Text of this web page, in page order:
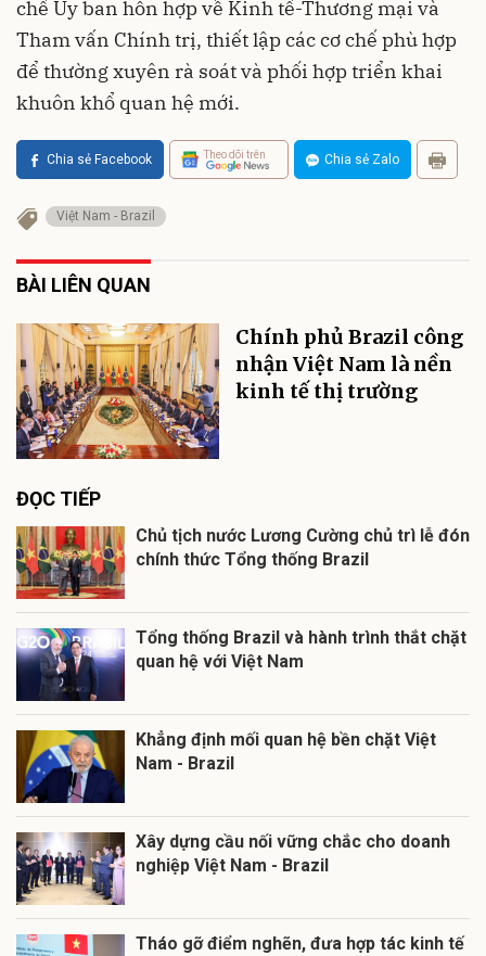
chế Ủy ban hỗn hợp về Kinh tế-Thương mại và
Tham vấn Chính trị, thiết lập các cơ chế phù hợp
để thường xuyên rà soát và phối hợp triển khai
khuôn khổ quan hệ mới.
Chia sẻ Facebook Theo dõi trên Chia sẻ Zalo
Việt Nam - Brazil
BÀI LIÊN QUAN
Chính phủ Brazil công
nhận Việt Nam là nền
kinh tế thị trường
ĐỌC TIẾP
Chủ tịch nước Lương Cường chủ trì lễ đón
chính thức Tổng thống Brazil
Tổng thống Brazil và hành trình thắt chặt
quan hệ với Việt Nam
Khẳng định mối quan hệ bền chặt Việt
Nam - Brazil
Xây dựng cầu nối vững chắc cho doanh
nghiệp Việt Nam - Brazil
Tháo gỡ điểm nghẽn, đưa hợp tác kinh tế